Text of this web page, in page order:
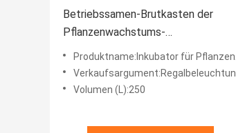
Betriebssamen-Brutkasten der
Pflanzenwachstums-
Klimatemperatur-Kammer-250L
Produktname:Inkubator für Pflanzenwachstum
Verkaufsargument:Regalbeleuchtung Lampe
Volumen (L):250